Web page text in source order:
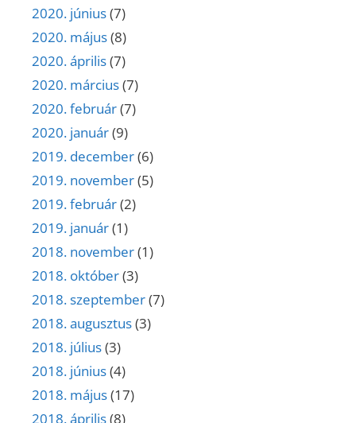
2020. június(7)
2020. május(8)
2020. április(7)
2020. március(7)
2020. február(7)
2020. január(9)
2019. december(6)
2019. november(5)
2019. február(2)
2019. január(1)
2018. november(1)
2018. október(3)
2018. szeptember(7)
2018. augusztus(3)
2018. július(3)
2018. június(4)
2018. május(17)
2018. április(8)